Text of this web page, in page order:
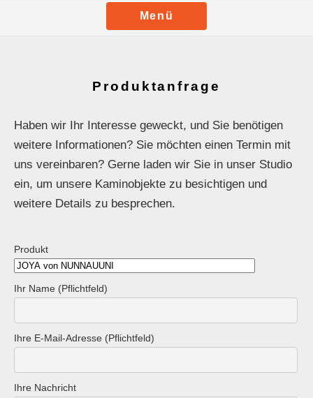
Menü
Produktanfrage
Haben wir Ihr Interesse geweckt, und Sie benötigen
weitere Informationen? Sie möchten einen Termin mit
uns vereinbaren? Gerne laden wir Sie in unser Studio
ein, um unsere Kaminobjekte zu besichtigen und
weitere Details zu besprechen.
Produkt
Ihr Name (Pflichtfeld)
Ihre E-Mail-Adresse (Pflichtfeld)
Ihre Nachricht